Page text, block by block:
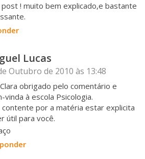
! muito bem explicado,e bastante
Lucas
Outubro de 2010 às 13:48
obrigado pelo comentário e
vinda à escola Psicologia.
contente por a matéria estar explicita
útil para você.